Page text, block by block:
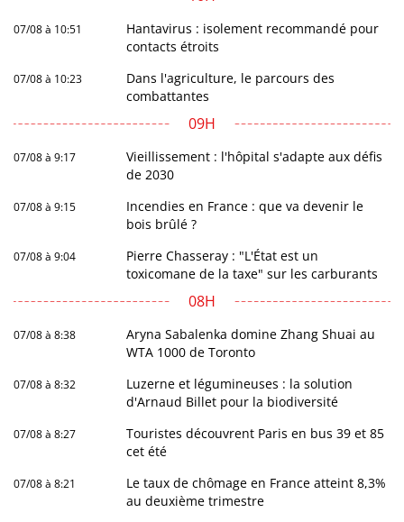
07/08 à 10:51
Hantavirus : isolement recommandé pour
contacts étroits
07/08 à 10:23
Dans l'agriculture, le parcours des
combattantes
09H
07/08 à 9:17
Vieillissement : l'hôpital s'adapte aux défis
de 2030
07/08 à 9:15
Incendies en France : que va devenir le
bois brûlé ?
07/08 à 9:04
Pierre Chasseray : "L'État est un
toxicomane de la taxe" sur les carburants
08H
07/08 à 8:38
Aryna Sabalenka domine Zhang Shuai au
WTA 1000 de Toronto
07/08 à 8:32
Luzerne et légumineuses : la solution
d'Arnaud Billet pour la biodiversité
07/08 à 8:27
Touristes découvrent Paris en bus 39 et 85
cet été
07/08 à 8:21
Le taux de chômage en France atteint 8,3%
au deuxième trimestre